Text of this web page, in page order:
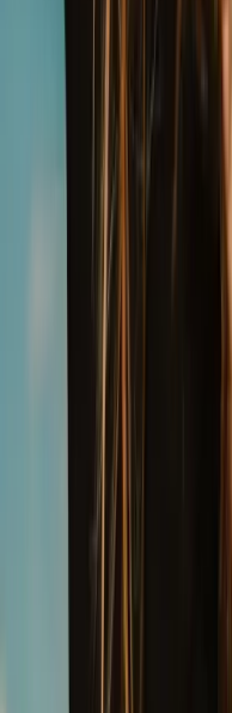
온라인에서 사진을 흑백으로